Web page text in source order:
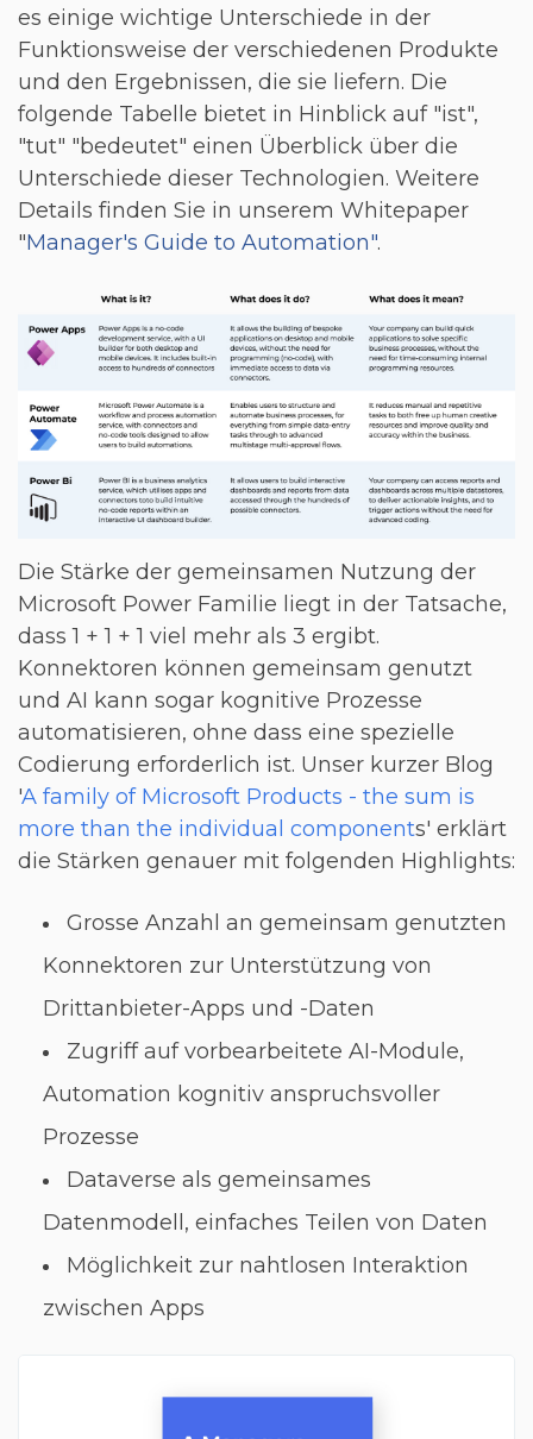
es einige wichtige Unterschiede in der
Funktionsweise der verschiedenen Produkte
und den Ergebnissen, die sie liefern. Die
folgende Tabelle bietet in Hinblick auf "ist",
"tut" "bedeutet" einen Überblick über die
Unterschiede dieser Technologien. Weitere
Details finden Sie in unserem Whitepaper
"Manager's Guide to Automation".
Die Stärke der gemeinsamen Nutzung der
Microsoft Power Familie liegt in der Tatsache,
dass 1 + 1 + 1 viel mehr als 3 ergibt.
Konnektoren können gemeinsam genutzt
und AI kann sogar kognitive Prozesse
automatisieren, ohne dass eine spezielle
Codierung erforderlich ist. Unser kurzer Blog
'A family of Microsoft Products - the sum is
more than the individual components' erklärt
die Stärken genauer mit folgenden Highlights:
Grosse Anzahl an gemeinsam genutzten
Konnektoren zur Unterstützung von
Drittanbieter-Apps und -Daten
Zugriff auf vorbearbeitete AI-Module,
Automation kognitiv anspruchsvoller
Prozesse
Dataverse als gemeinsames
Datenmodell, einfaches Teilen von Daten
Möglichkeit zur nahtlosen Interaktion
zwischen Apps